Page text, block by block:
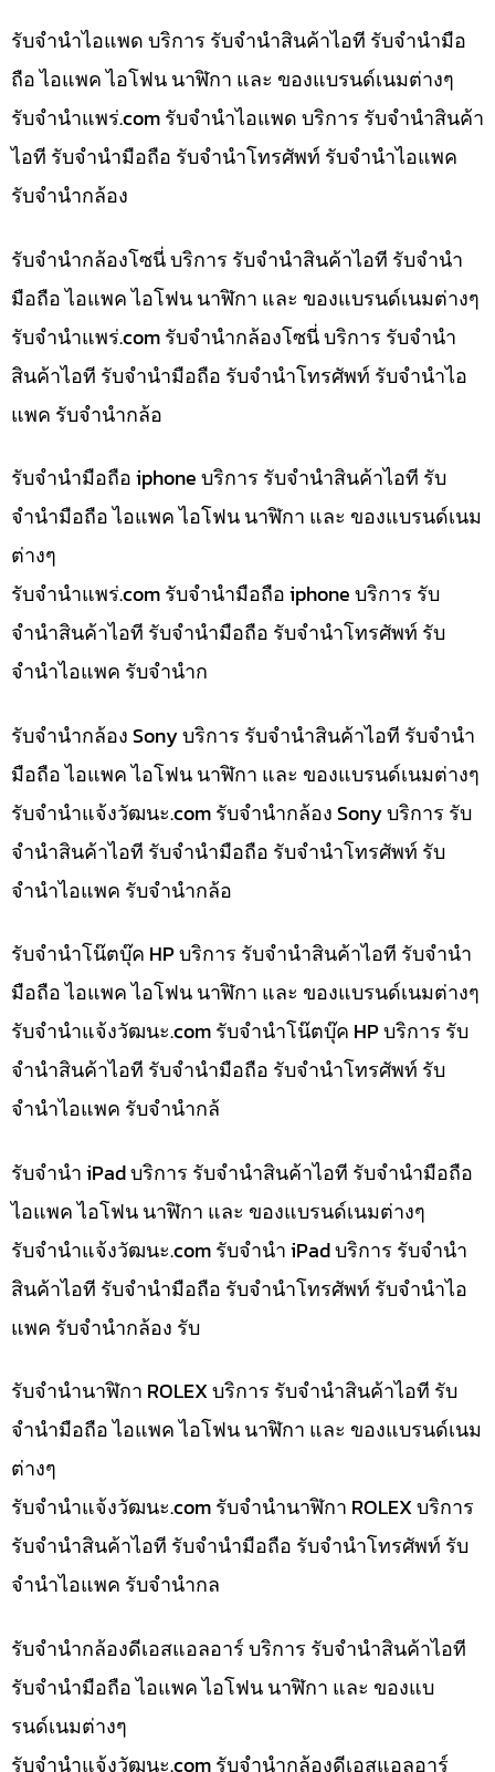
รับจำนำไอแพด บริการ รับจำนำสินค้าไอที รับจำนำมือ
ถือ ไอแพค ไอโฟน นาฬิกา และ ของแบรนด์เนมต่างๆ
รับจํานําแพร่.com รับจำนำไอแพด บริการ รับจำนำสินค้า
ไอที รับจำนำมือถือ รับจำนำโทรศัพท์ รับจำนำไอแพค
รับจำนำกล้อง
รับจำนำกล้องโซนี่ บริการ รับจำนำสินค้าไอที รับจำนำ
มือถือ ไอแพค ไอโฟน นาฬิกา และ ของแบรนด์เนมต่างๆ
รับจํานําแพร่.com รับจำนำกล้องโซนี่ บริการ รับจำนำ
สินค้าไอที รับจำนำมือถือ รับจำนำโทรศัพท์ รับจำนำไอ
แพค รับจำนำกล้อ
รับจำนำมือถือ iphone บริการ รับจำนำสินค้าไอที รับ
จำนำมือถือ ไอแพค ไอโฟน นาฬิกา และ ของแบรนด์เนม
ต่างๆ
รับจํานําแพร่.com รับจำนำมือถือ iphone บริการ รับ
จำนำสินค้าไอที รับจำนำมือถือ รับจำนำโทรศัพท์ รับ
จำนำไอแพค รับจำนำก
รับจำนำกล้อง Sony บริการ รับจำนำสินค้าไอที รับจำนำ
มือถือ ไอแพค ไอโฟน นาฬิกา และ ของแบรนด์เนมต่างๆ
รับจํานําแจ้งวัฒนะ.com รับจำนำกล้อง Sony บริการ รับ
จำนำสินค้าไอที รับจำนำมือถือ รับจำนำโทรศัพท์ รับ
จำนำไอแพค รับจำนำกล้อ
รับจำนำโน๊ตบุ๊ค HP บริการ รับจำนำสินค้าไอที รับจำนำ
มือถือ ไอแพค ไอโฟน นาฬิกา และ ของแบรนด์เนมต่างๆ
รับจํานําแจ้งวัฒนะ.com รับจำนำโน๊ตบุ๊ค HP บริการ รับ
จำนำสินค้าไอที รับจำนำมือถือ รับจำนำโทรศัพท์ รับ
จำนำไอแพค รับจำนำกล้
รับจำนำ iPad บริการ รับจำนำสินค้าไอที รับจำนำมือถือ
ไอแพค ไอโฟน นาฬิกา และ ของแบรนด์เนมต่างๆ
รับจํานําแจ้งวัฒนะ.com รับจำนำ iPad บริการ รับจำนำ
สินค้าไอที รับจำนำมือถือ รับจำนำโทรศัพท์ รับจำนำไอ
แพค รับจำนำกล้อง รับ
รับจำนำนาฬิกา ROLEX บริการ รับจำนำสินค้าไอที รับ
จำนำมือถือ ไอแพค ไอโฟน นาฬิกา และ ของแบรนด์เนม
ต่างๆ
รับจํานําแจ้งวัฒนะ.com รับจำนำนาฬิกา ROLEX บริการ
รับจำนำสินค้าไอที รับจำนำมือถือ รับจำนำโทรศัพท์ รับ
จำนำไอแพค รับจำนำกล
รับจำนำกล้องดีเอสแอลอาร์ บริการ รับจำนำสินค้าไอที
รับจำนำมือถือ ไอแพค ไอโฟน นาฬิกา และ ของแบ
รนด์เนมต่างๆ
รับจํานําแจ้งวัฒนะ.com รับจำนำกล้องดีเอสแอลอาร์